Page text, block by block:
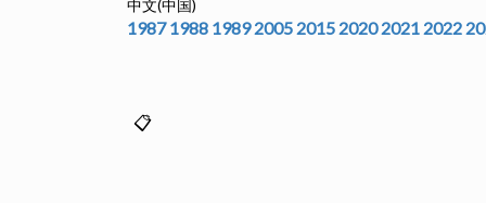
中文(中国)
1987 1988 1989 2005 2015 2020 2021 2022